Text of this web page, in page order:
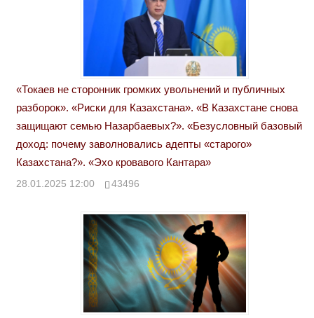
«Токаев не сторонник громких увольнений и публичных
разборок». «Риски для Казахстана». «В Казахстане снова
защищают семью Назарбаевых?». «Безусловный базовый
доход: почему заволновались адепты «старого»
Казахстана?». «Эхо кровавого Кантара»
28.01.2025 12:00 43496